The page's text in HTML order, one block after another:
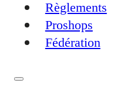
Règlements
Proshops
Fédération